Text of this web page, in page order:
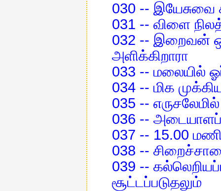
030 -- இயேசுவை
031 -- விளை
032 -- இறைவன்
அளிக்கிறாரா
033 -- மலையில்
034 -- மிக
035 --
036 --
037 -- 15.00
038 --
039 --
சூட்டப்படுதலும்